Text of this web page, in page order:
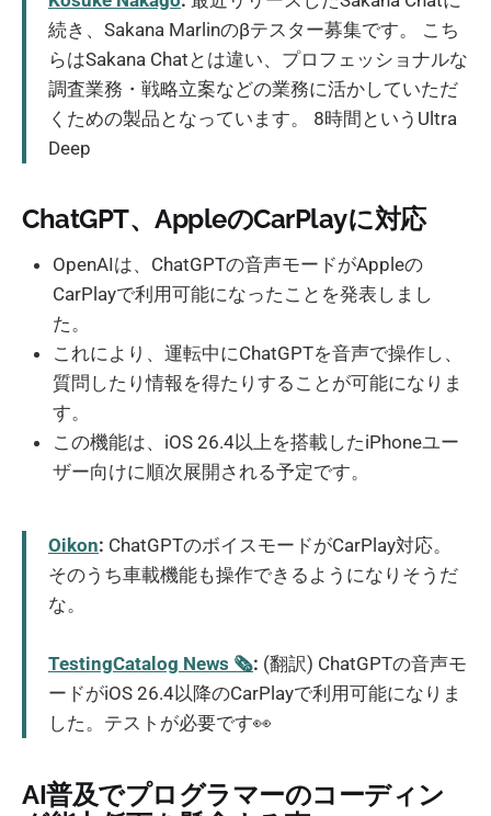
続き、Sakana Marlinのβテスター募集です。 こち
らはSakana Chatとは違い、プロフェッショナルな
調査業務・戦略立案などの業務に活かしていただ
くための製品となっています。 8時間というUltra
Deep
ChatGPT、AppleのCarPlayに対応
OpenAIは、ChatGPTの音声モードがAppleの
CarPlayで利用可能になったことを発表しまし
た。
これにより、運転中にChatGPTを音声で操作し、
質問したり情報を得たりすることが可能になりま
す。
この機能は、iOS 26.4以上を搭載したiPhoneユー
ザー向けに順次展開される予定です。
Oikon: ChatGPTのボイスモードがCarPlay対応。
そのうち車載機能も操作できるようになりそうだ
な。
TestingCatalog News 🗞: (翻訳) ChatGPTの音声モ
ードがiOS 26.4以降のCarPlayで利用可能になりま
した。テストが必要です👀
AI普及でプログラマーのコーディン